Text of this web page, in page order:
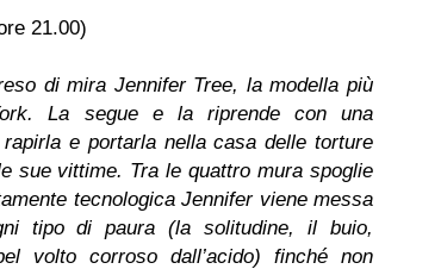
21.00)
di mira Jennifer Tree, la modella più
La segue e la riprende con una
e portarla nella casa delle torture
sue vittime. Tra le quattro mura spoglie
tecnologica Jennifer viene messa
tipo di paura (la solitudine, il buio,
volto corroso dall’acido) finché non